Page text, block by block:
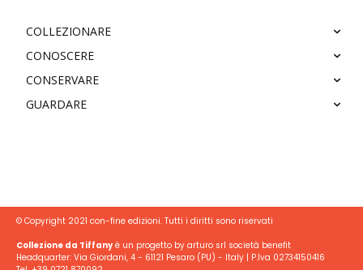
COLLEZIONARE
CONOSCERE
CONSERVARE
GUARDARE
© Copyright 2021 con-fine edizioni. Tutti i diritti sono riservati
Collezione da Tiffanyè un progetto by arturo srl società benefit
Headquarter: Via Giordani, 4 - 61121 Pesaro (PU) - Italy | P.Iva 02734150416